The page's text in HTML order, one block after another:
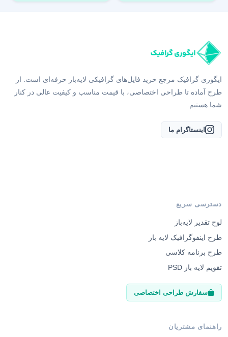
ایگوری گرافیک مرجع خرید فایل‌های گرافیکی لایه‌باز حرفه‌ای است. از
طرح آماده تا طراحی اختصاصی، با قیمت مناسب و کیفیت عالی در کنار
شما هستیم.
اینستاگرام ما
دسترسی سریع
لوح تقدیر لایه‌باز
طرح اینفوگرافیک لایه باز
طرح برنامه کلاسی
تقویم لایه باز PSD
سفارش طراحی اختصاصی
راهنمای مشتریان